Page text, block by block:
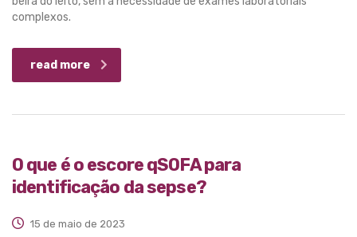
read more
O que é o escore qSOFA para
identificação da sepse?
15 de maio de 2023